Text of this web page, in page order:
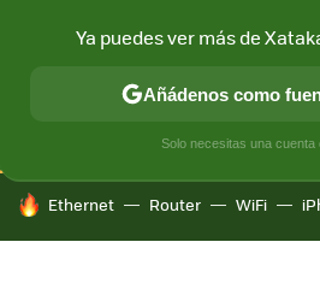
CONECTIVIDAD MÓVIL Y
HOY SE HABLA DE
Ethernet Router WiFi
Ya puedes ver más de
Añádenos como
Solo necesitas una cuenta